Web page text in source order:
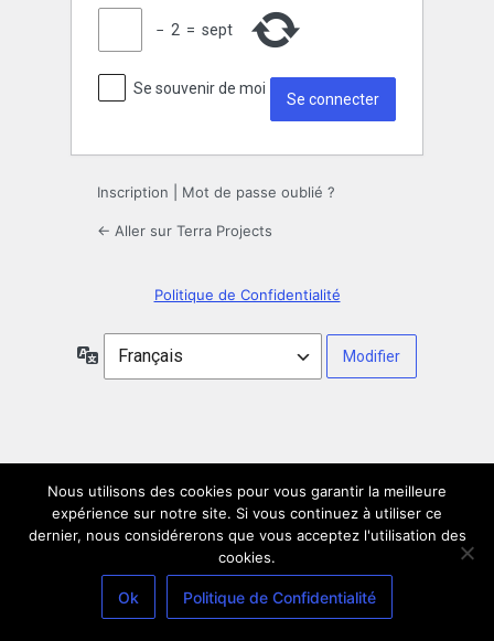
− 2 = sept
Se souvenir de moi
Inscription Mot de passe oublié ?
← Aller sur Terra Projects
Politique de Confidentialité
Langue
Nous utilisons des cookies pour vous garantir la meilleure
expérience sur notre site. Si vous continuez à utiliser ce
dernier, nous considérerons que vous acceptez l'utilisation des
cookies.
Ok Politique de Confidentialité